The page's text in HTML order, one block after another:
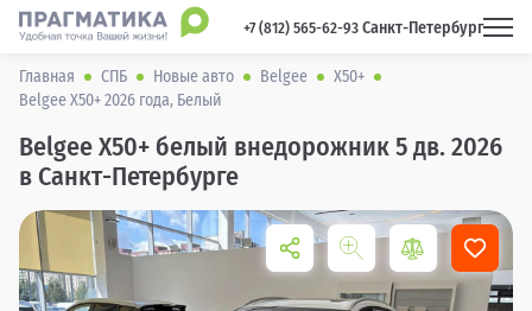
+7 (812) 565-62-93 Санкт-Петербург
Главная СПБ Новые авто Belgee
X50+
Belgee X50+ 2026 года, Белый
Belgee X50+ белый внедорожник 5 дв. 2026
в Санкт-Петербурге